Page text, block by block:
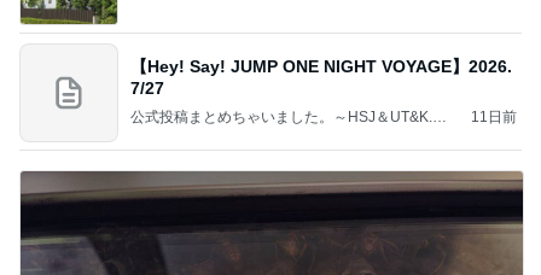
【Hey! Say! JUMP ONE NIGHT VOYAGE】2026.
7/27
公式投稿まとめちゃいました。～HSJ＆UT&K.O.
11日前